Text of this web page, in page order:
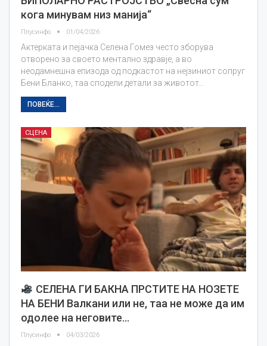
кога минувам низ манија“
Плусинфо 01/04/2026
Актерката и пејачка Селена Гомез често зборува
отворено за своето ментално здравје, а во
неодамнешна епизода од подкастот на нејзиниот сопруг
Бени Бланко, таа сподели детали за животот…
ПОВЕЌЕ...
СЦЕНА
СЕЛЕНА ГИ БАКНА ПРСТИТЕ НА НОЗЕТЕ
НА БЕНИ Валкани или не, таа не може да им
одолее на неговите…
Плусинфо 04/03/2026